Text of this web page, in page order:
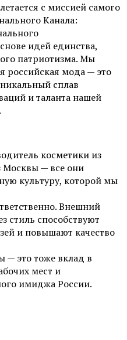
с миссией самого
Канала:
идей единства,
патриотизма. Мы
российская мода — это
сплав
и таланта нашей
косметики из
Москвы — все они
культуру, которой мы
Внешний
стиль способствуют
и повышают качество
— это тоже вклад в
мест и
имиджа России.